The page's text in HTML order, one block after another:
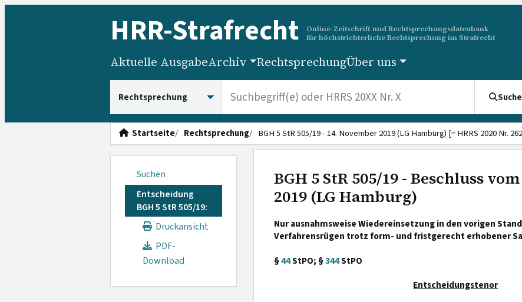
HRR-Strafrecht
Online-Zeitschrift und Rechtsprechungsdatenbank
für höchstrichterliche Rechtsprechung im Strafrecht
Aktuelle AusgabeArchiv RechtsprechungÜber uns
Startseite Rechtsprechung BGH 5 StR 505/19 - 14. November 2019 (LG Hamburg) [= HRRS 2020 Nr.
Suchen
Entscheidung
BGH 5 StR 505/19:
Druckansicht
PDF-
Download
BGH 5 StR 505/19 - Beschluss
2019 (LG Hamburg)
Nur ausnahmsweise Wiedereinsetzung in den vorigen
Verfahrensrügen trotz form- und fristgerecht erhobener
§44StPO; §344StPO
Entscheidungstenor